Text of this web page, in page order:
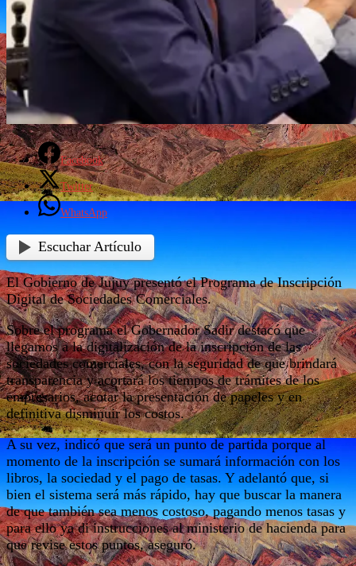
Facebook
Twitter
WhatsApp
Escuchar Artículo
El Gobierno de Jujuy presentó el Programa de Inscripción
Digital de Sociedades Comerciales.
Sobre el programa el Gobernador Sadir destacó que
llegamos a la digitalización de la inscripción de las
sociedades comerciales, con la seguridad de que brindará
transparencia y acortará los tiempos de trámites de los
empresarios, acotar la presentación de papeles y en
definitiva disminuir los costos.
A su vez, indicó que será un punto de partida porque al
momento de la inscripción se sumará información con los
libros, la sociedad y el pago de tasas. Y adelantó que, si
bien el sistema será más rápido, hay que buscar la manera
de que también sea menos costoso, pagando menos tasas y
para ello ya di instrucciones al ministerio de hacienda para
que revise estos puntos, aseguró.